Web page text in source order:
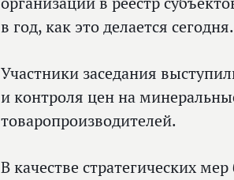
в год, как это делается сегодня.
Участники заседания
и контроля цен на
товаропроизводителей.
В качестве стратегических